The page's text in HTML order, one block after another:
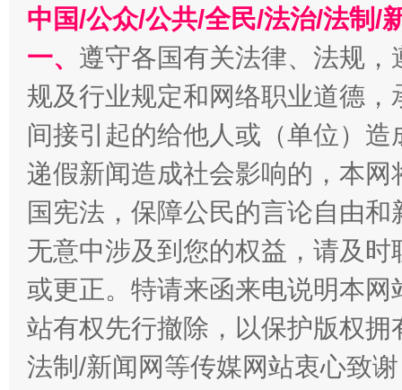
招工难、用工荒背后
中国/公众/公共/全民/法治/法制/
一、 遵守各国有关法律、法规
规及行业规定和网络职业道德
间接引起的给他人或（单位）
递假新闻造成社会影响的，本
国宪法，保障公民的言论自由
无意中涉及到您的权益，请及
或更正。特请来函来电说明本
站有权先行撤除，以保护版权
法制/新闻网等传媒网站衷心致